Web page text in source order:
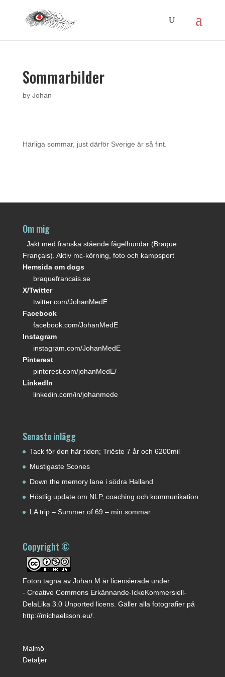
Sommarbilder
by Johan
Härliga sommar, just därför Sverige är så fint.
Om mig
Jakt med franska stående fågelhundar (Braque
Français). Aktiv mc-körning, foto och kampsport
Hemsida om dogs
braquefrancais.se
X/Twitter
twitter.com/JohanMedE
Facebook
facebook.com/JohanMedE
Instagram
instagram.com/JohanMedE
Pinterest
pinterest.com/johanMedE/
LinkedIn
linkedin.com/in/johanmede
Senaste inlägg
Tack för den här tiden; Triëste 7 år och 6200mil
Mustigaste Scones
Down the memory lane i södra Halland
Höstlig update om NLP, coaching och kommunikation
LA trip – Summer of 69 – min sommar
Copyright ©
Foton tagna av Johan M är licensierade under
- Creative Commons Erkännande-IckeKommersiell-
DelaLika 3.0 Unported licens. Gäller alla fotografier på
http://michaelsson.eu/.
Malmö
Detaljer